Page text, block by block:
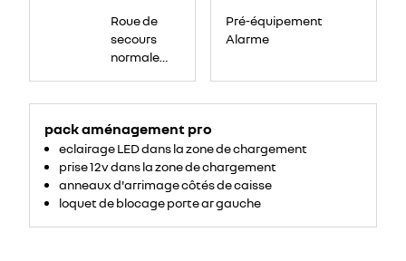
Roue de
secours
normale
Pré-équipement
Alarme
pack aménagement pro
eclairage LED dans la zone de chargement
prise 12v dans la zone de chargement
anneaux d'arrimage côtés de caisse
loquet de blocage porte ar gauche